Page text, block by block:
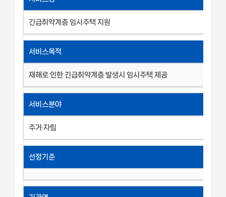
긴급취약계층 임시주택 지원
서비스목적
재해로 인한 긴급취약계층 발생시 임시주택 제공
서비스분야
주거·자립
선정기준